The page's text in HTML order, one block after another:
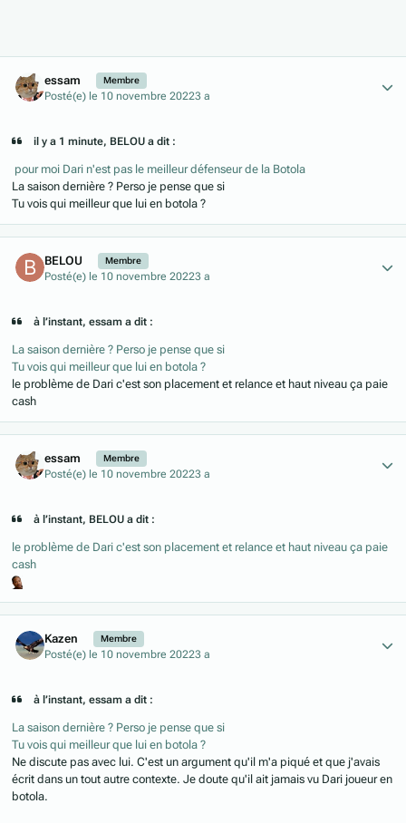
essam Membre
Posté(e) le 10 novembre 20223 a
il y a 1 minute, BELOU a dit :
pour moi Dari n'est pas le meilleur défenseur de la Botola
La saison dernière ? Perso je pense que si
Tu vois qui meilleur que lui en botola ?
BELOU Membre
Posté(e) le 10 novembre 20223 a
à l’instant, essam a dit :
La saison dernière ? Perso je pense que si
Tu vois qui meilleur que lui en botola ?
le problème de Dari c'est son placement et relance et haut niveau ça paie
cash
essam Membre
Posté(e) le 10 novembre 20223 a
à l’instant, BELOU a dit :
le problème de Dari c'est son placement et relance et haut niveau ça paie
cash
Kazen Membre
Posté(e) le 10 novembre 20223 a
à l’instant, essam a dit :
La saison dernière ? Perso je pense que si
Tu vois qui meilleur que lui en botola ?
Ne discute pas avec lui. C'est un argument qu'il m'a piqué et que j'avais
écrit dans un tout autre contexte. Je doute qu'il ait jamais vu Dari joueur en
botola.